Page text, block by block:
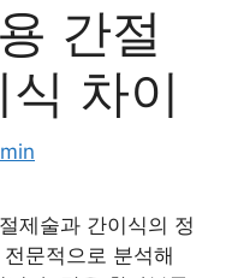
간절
차이
제술과 간이식의 정
문적으로 분석해